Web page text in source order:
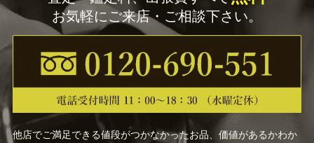
お気軽にご来店・ご相談下さい。
他店でご満足できる値段がつかなかったお品、価値があるかわか